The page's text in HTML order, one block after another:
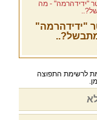
"ידידהרמה"
לרשימת התפוצה